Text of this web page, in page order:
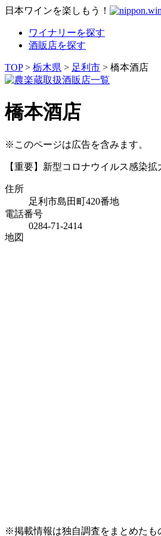
日本ワインを楽しもう！
ワイナリーを探す
酒販店を探す
TOP> 栃木県 > 足利市 > 橋本酒店
橋本酒店
※このページは広告を含みます。
【重要】新型コロナウイルス感染
住所
足利市島田町420番地
電話番号
0284-71-2414
地図
※掲載情報は独自調査をまとめたも